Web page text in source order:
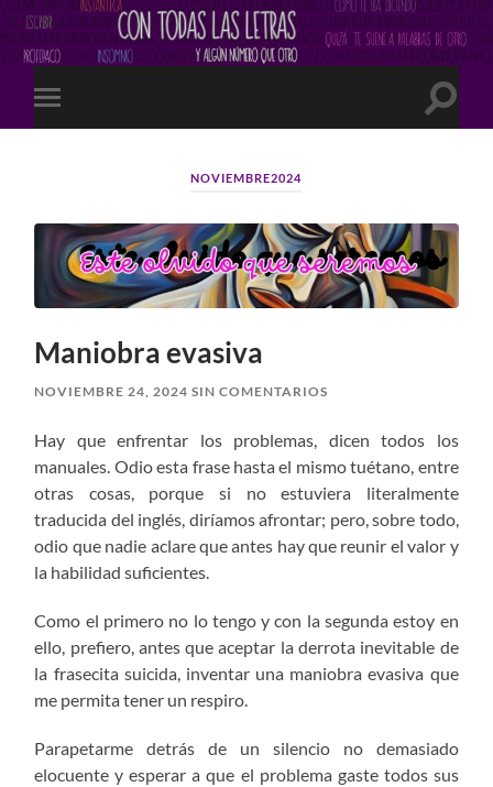
Alternar
el
NOVIEMBRE2024
Maniobra evasiva
NOVIEMBRE 24, 2024 SIN COMENTARIOS
Hay que enfrentar los problemas, dicen todos los
manuales. Odio esta frase hasta el mismo tuétano, entre
otras cosas, porque si no estuviera literalmente
traducida del inglés, diríamos afrontar; pero, sobre todo,
odio que nadie aclare que antes hay que reunir el valor y
la habilidad suficientes.
Como el primero no lo tengo y con la segunda estoy en
ello, prefiero, antes que aceptar la derrota inevitable de
la frasecita suicida, inventar una maniobra evasiva que
me permita tener un respiro.
Parapetarme detrás de un silencio no demasiado
elocuente y esperar a que el problema gaste todos sus